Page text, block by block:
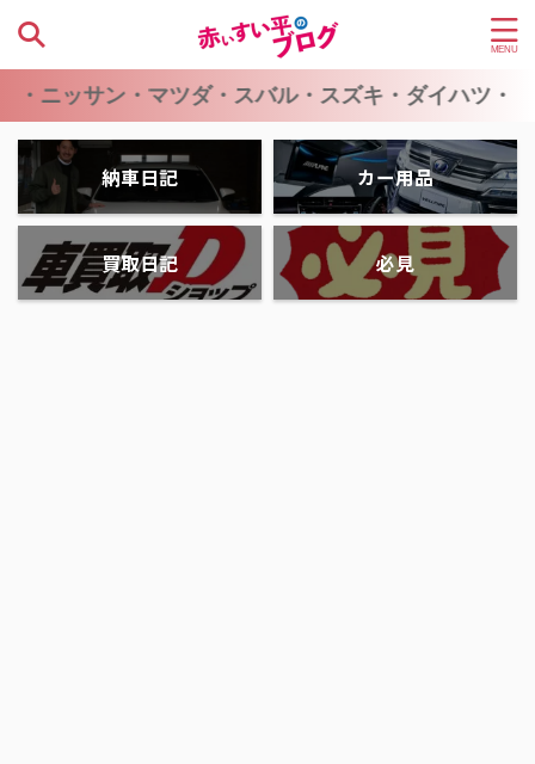
・マツダ・スバル・スズキ・ダイハツ・ミツビシ
納車日記 カー用品
買取日記 必見